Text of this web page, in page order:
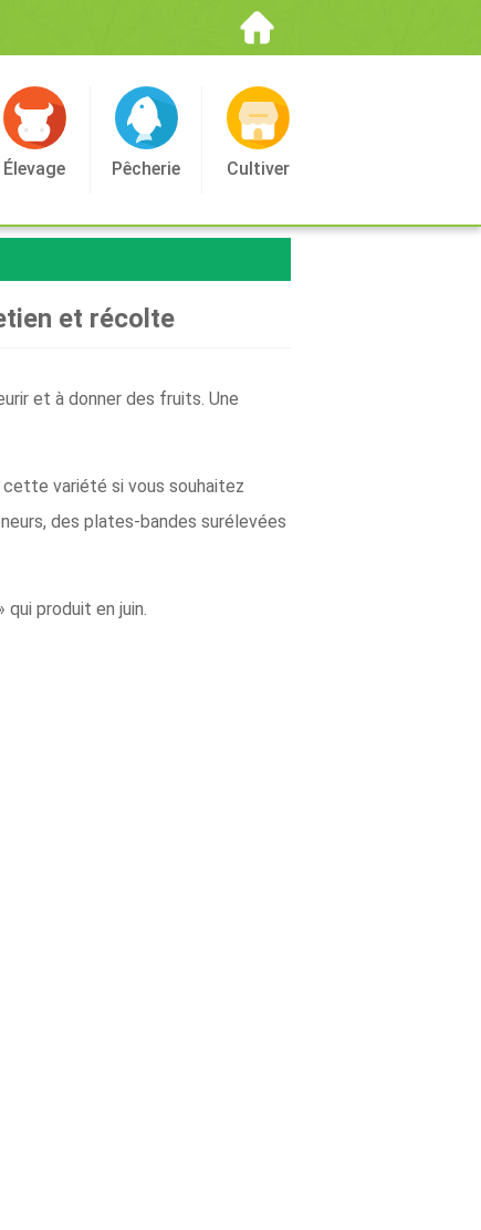
Élevage Pêcherie Cultiver
et récolte
et à donner des fruits. Une
cette variété si vous souhaitez
des plates-bandes surélevées
produit en juin.